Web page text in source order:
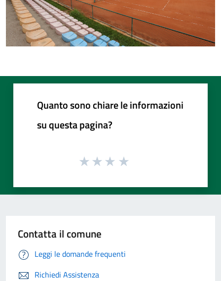
Quanto sono chiare le informazioni
su questa pagina?
Contatta il comune
Leggi le domande frequenti
Richiedi Assistenza